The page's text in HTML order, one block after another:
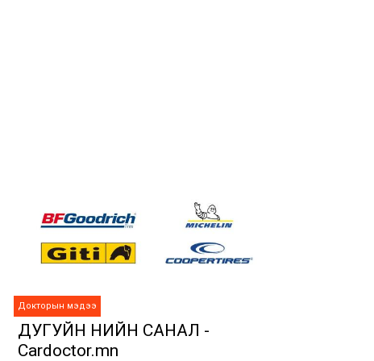
Докторын мэдээ
ДУГУЙН ҮНИЙН САНАЛ -
Cardoctor.mn